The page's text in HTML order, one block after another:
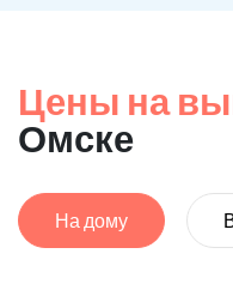
Цены на
Омске
На дому